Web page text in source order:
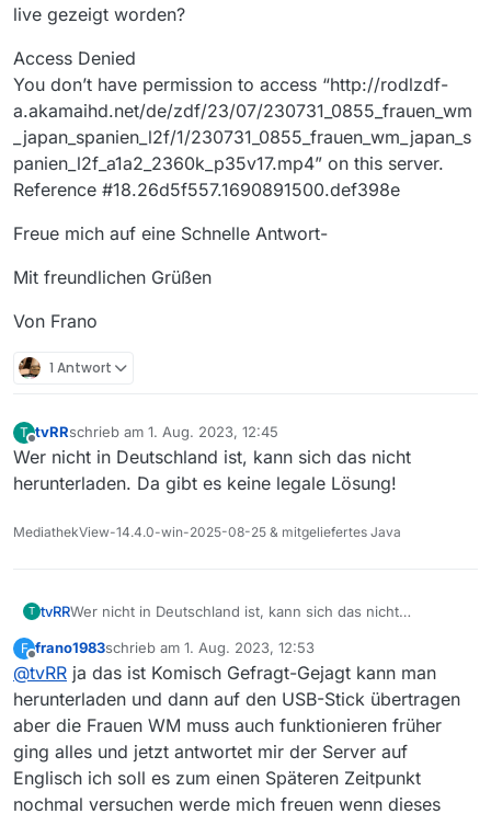
live gezeigt worden?
Access Denied
You don’t have permission to access “http://rodlzdf-
a.akamaihd.net/de/zdf/23/07/230731_0855_frauen_wm
_japan_spanien_l2f/1/230731_0855_frauen_wm_japan_s
panien_l2f_a1a2_2360k_p35v17.mp4” on this server.
Reference #18.26d5f557.1690891500.def398e
Freue mich auf eine Schnelle Antwort-
Mit freundlichen Grüßen
Von Frano
1 Antwort
T
Offline
tvRRschrieb am 1. Aug. 2023, 12:45
zuletzt editiert von
Wer nicht in Deutschland ist, kann sich das nicht
herunterladen. Da gibt es keine legale Lösung!
MediathekView-14.4.0-win-2025-08-25 & mitgeliefertes Java
T tvRRWer nicht in Deutschland ist, kann sich das nicht
F
Offline
frano1983schrieb am 1. Aug. 2023, 12:53
zuletzt editiert von
@tvRR ja das ist Komisch Gefragt-Gejagt kann man
herunterladen und dann auf den USB-Stick übertragen
aber die Frauen WM muss auch funktionieren früher
ging alles und jetzt antwortet mir der Server auf
Englisch ich soll es zum einen Späteren Zeitpunkt
nochmal versuchen werde mich freuen wenn dieses